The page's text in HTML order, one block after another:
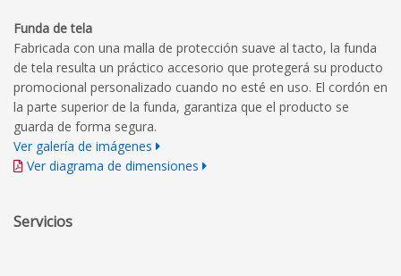
Funda de tela
Fabricada con una malla de protección suave al tacto, la funda
de tela resulta un práctico accesorio que protegerá su producto
promocional personalizado cuando no esté en uso. El cordón en
la parte superior de la funda, garantiza que el producto se
guarda de forma segura.
Ver galería de imágenes
Ver diagrama de dimensiones
Servicios